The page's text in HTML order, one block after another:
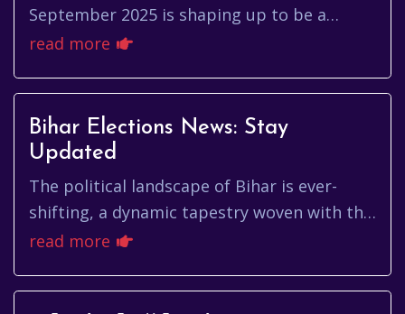
September 2025 is shaping up to be a
month of celestial wonder, with a surya
read more
Bihar Elections News: Stay
Updated
The political landscape of Bihar is ever-
shifting, a dynamic tapestry woven with the
threads of tradition, aspiration, and the
read more